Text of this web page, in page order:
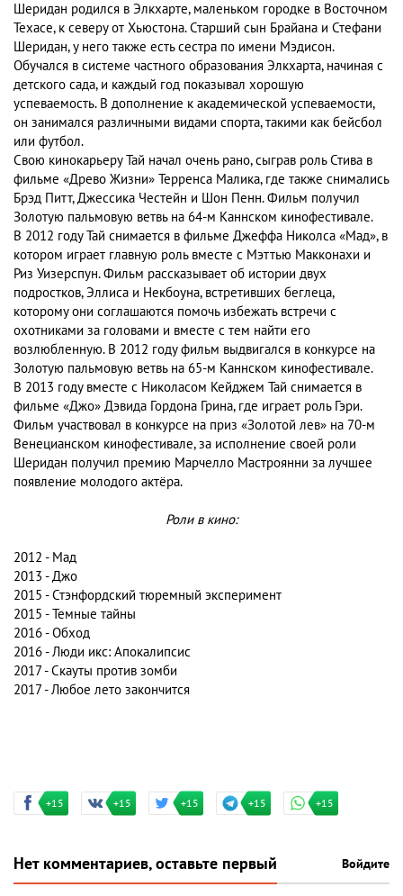
Шеридан родился в Элкхарте, маленьком городке в Восточном
Техасе, к северу от Хьюстона. Старший сын Брайана и Стефани
Шеридан, у него также есть сестра по имени Мэдисон.
Обучался в системе частного образования Элкхарта, начиная с
детского сада, и каждый год показывал хорошую
успеваемость. В дополнение к академической успеваемости,
он занимался различными видами спорта, такими как бейсбол
или футбол.
Свою кинокарьеру Тай начал очень рано, сыграв роль Стива в
фильме «Древо Жизни» Терренса Малика, где также снимались
Брэд Питт, Джессика Честейн и Шон Пенн. Фильм получил
Золотую пальмовую ветвь на 64-м Каннском кинофестивале.
В 2012 году Тай снимается в фильме Джеффа Николса «Мад», в
котором играет главную роль вместе с Мэттью Макконахи и
Риз Уизерспун. Фильм рассказывает об истории двух
подростков, Эллиса и Некбоуна, встретивших беглеца,
которому они соглашаются помочь избежать встречи с
охотниками за головами и вместе с тем найти его
возлюбленную. В 2012 году фильм выдвигался в конкурсе на
Золотую пальмовую ветвь на 65-м Каннском кинофестивале.
В 2013 году вместе с Николасом Кейджем Тай снимается в
фильме «Джо» Дэвида Гордона Грина, где играет роль Гэри.
Фильм участвовал в конкурсе на приз «Золотой лев» на 70-м
Венецианском кинофестивале, за исполнение своей роли
Шеридан получил премию Марчелло Мастроянни за лучшее
появление молодого актёра.
Роли в кино:
2012 - Мад
2013 - Джо
2015 - Стэнфордский тюремный эксперимент
2015 - Темные тайны
2016 - Обход
2016 - Люди икс: Апокалипсис
2017 - Скауты против зомби
2017 - Любое лето закончится
+15 +15 +15 +15 +15
Нет комментариев, оставьте первый Войдите